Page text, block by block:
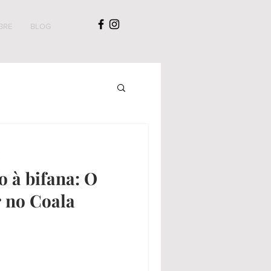
BLOG
à bifana: O
Coala